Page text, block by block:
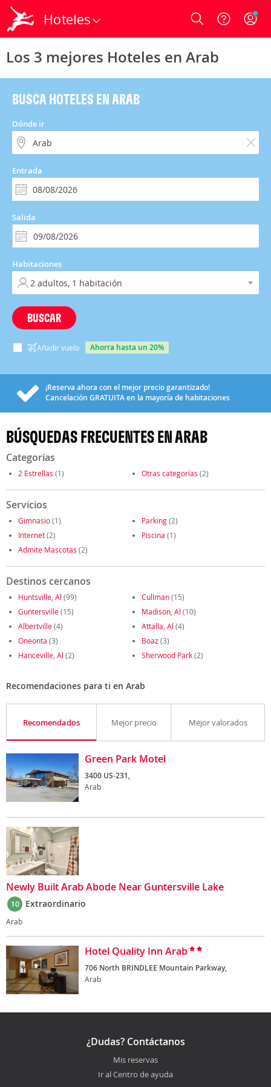
Hoteles Login
Los 3 mejores Hoteles en Arab
BUSCA HOTELES EN ARAB
Dónde ir
Entrada
Salida
Habitaciones
BUSCAR
Añadir vuelo ahorra hasta un 20%
¡Reserva ahora con el mejor precio garantizado!
Cancelación GRATUITAen la mayoría de habitaciones
BÚSQUEDAS FRECUENTES EN ARAB
Categorías
2 Estrellas (1) Otras categorías (2)
Servicios
Gimnasio(1) Parking(2)
Internet(2) Piscina (1)
Admite Mascotas (2)
Destinos cercanos
Huntsville, Al (99) Cullman(15)
Guntersville(15) Madison, Al (10)
Albertville(4) Attalla, Al (4)
Oneonta (3) Boaz (3)
Hanceville, Al (2) Sherwood Park(2)
Recomendaciones para ti en Arab
Recomendados Mejor precio Mejor valorados
Green Park Motel
3400 US-231,
Arab
Newly Built Arab Abode Near Guntersville Lake
10 Extraordinario
Arab
Hotel Quality Inn Arab
706 North BRINDLEE Mountain Parkway,
Arab
¿Dudas? Contáctanos
Mis reservas
Ir al Centro de ayuda